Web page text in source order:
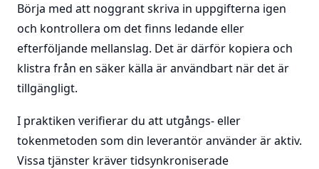
Börja med att noggrant skriva in uppgifterna igen
och kontrollera om det finns ledande eller
efterföljande mellanslag. Det är därför kopiera och
klistra från en säker källa är användbart när det är
tillgängligt.
I praktiken verifierar du att utgångs- eller
tokenmetoden som din leverantör använder är aktiv.
Vissa tjänster kräver tidsynkroniserade